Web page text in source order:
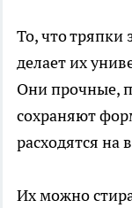
То, что тряпки
делает их
Они прочные,
сохраняют
расходятся на
Их можно